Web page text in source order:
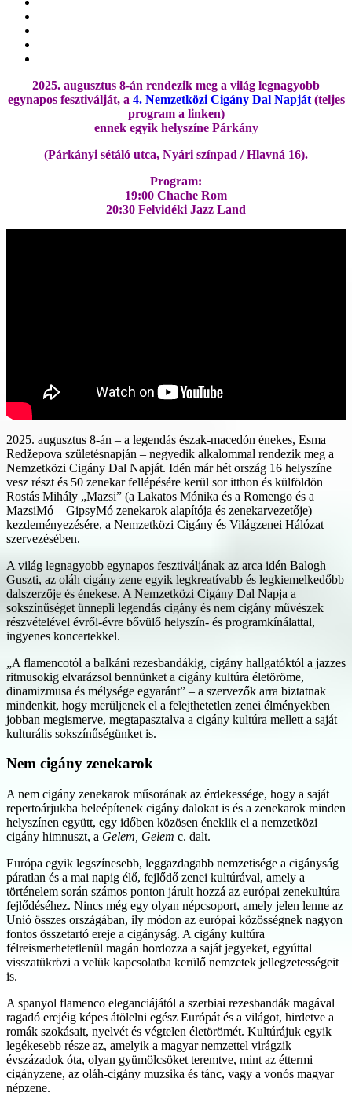
2025. augusztus 8-án rendezik meg a világ legnagyobb
egynapos fesztiválját, a 4. Nemzetközi Cigány Dal Napját(teljes
program a linken)
ennek egyik helyszíne Párkány
(Párkányi sétáló utca, Nyári színpad / Hlavná 16).
Program:
19:00 Chache Rom
20:30 Felvidéki Jazz Land
2025. augusztus 8-án – a legendás észak-macedón énekes, Esma
Redžepova születésnapján – negyedik alkalommal rendezik meg a
Nemzetközi Cigány Dal Napját. Idén már hét ország 16 helyszíne
vesz részt és 50 zenekar fellépésére kerül sor itthon és külföldön
Rostás Mihály „Mazsi” (a Lakatos Mónika és a Romengo és a
MazsiMó – GipsyMó zenekarok alapítója és zenekarvezetője)
kezdeményezésére, a Nemzetközi Cigány és Világzenei Hálózat
szervezésében.
A világ legnagyobb egynapos fesztiváljának az arca idén Balogh
Guszti, az oláh cigány zene egyik legkreatívabb és legkiemelkedőbb
dalszerzője és énekese. A Nemzetközi Cigány Dal Napja a
sokszínűséget ünnepli legendás cigány és nem cigány művészek
részvételével évről-évre bővülő helyszín- és programkínálattal,
ingyenes koncertekkel.
„A flamencotól a balkáni rezesbandákig, cigány hallgatóktól a jazzes
ritmusokig elvarázsol bennünket a cigány kultúra életöröme,
dinamizmusa és mélysége egyaránt” – a szervezők arra biztatnak
mindenkit, hogy merüljenek el a felejthetetlen zenei élményekben
jobban megismerve, megtapasztalva a cigány kultúra mellett a saját
kulturális sokszínűségünket is.
Nem cigány zenekarok
A nem cigány zenekarok műsorának az érdekessége, hogy a saját
repertoárjukba beleépítenek cigány dalokat is és a zenekarok minden
helyszínen együtt, egy időben közösen éneklik el a nemzetközi
cigány himnuszt, a Gelem, Gelem c. dalt.
Európa egyik legszínesebb, leggazdagabb nemzetisége a cigányság
páratlan és a mai napig élő, fejlődő zenei kultúrával, amely a
történelem során számos ponton járult hozzá az európai zenekultúra
fejlődéséhez. Nincs még egy olyan népcsoport, amely jelen lenne az
Unió összes országában, ily módon az európai közösségnek nagyon
fontos összetartó ereje a cigányság. A cigány kultúra
félreismerhetetlenül magán hordozza a saját jegyeket, egyúttal
visszatükrözi a velük kapcsolatba kerülő nemzetek jellegzetességeit
is.
A spanyol flamenco eleganciájától a szerbiai rezesbandák magával
ragadó erejéig képes átölelni egész Európát és a világot, hirdetve a
romák szokásait, nyelvét és végtelen életörömét. Kultúrájuk egyik
legékesebb része az, amelyik a magyar nemzettel virágzik
évszázadok óta, olyan gyümölcsöket teremtve, mint az éttermi
cigányzene, az oláh-cigány muzsika és tánc, vagy a vonós magyar
népzene.